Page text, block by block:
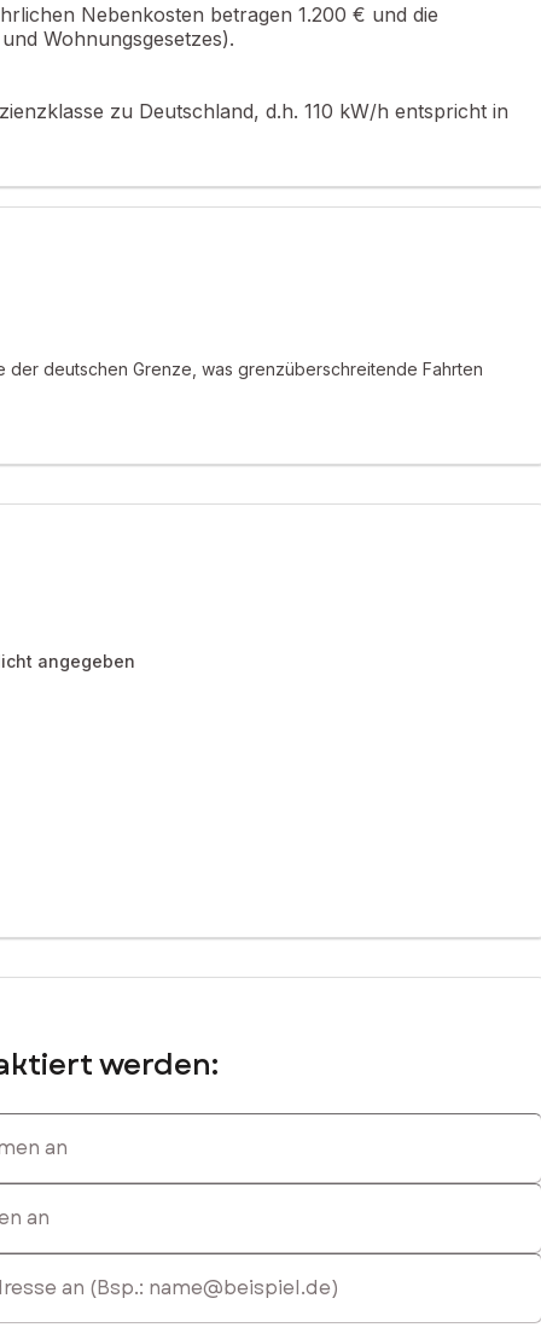
der Küche, die Ihnen direkten Zugang zu einer herrlichen
Nebenkosten betragen 1.200 € und die
Wohnungsgesetzes).
zu Deutschland, d.h. 110 kW/h entspricht in
der deutschen Grenze, was grenzüberschreitende Fahrten
angegeben
werden:
an